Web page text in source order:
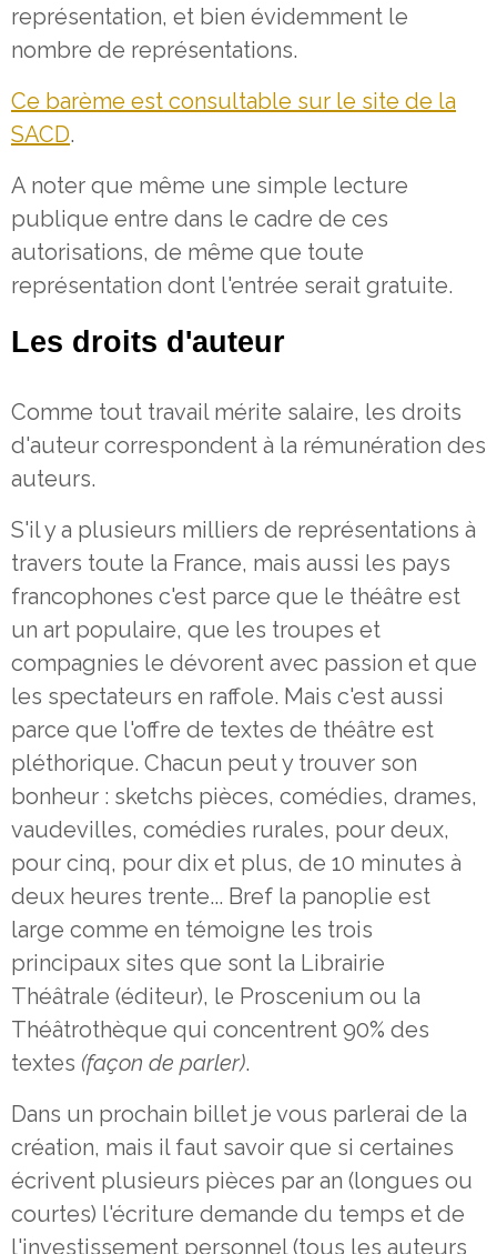
représentation, et bien évidemment le
nombre de représentations.
Ce barème est consultable sur le site de la
SACD.
A noter que même une simple lecture
publique entre dans le cadre de ces
autorisations, de même que toute
représentation dont l'entrée serait gratuite.
Les droits d'auteur
Comme tout travail mérite salaire, les droits
d'auteur correspondent à la rémunération des
auteurs.
S'il y a plusieurs milliers de représentations à
travers toute la France, mais aussi les pays
francophones c'est parce que le théâtre est
un art populaire, que les troupes et
compagnies le dévorent avec passion et que
les spectateurs en raffole. Mais c'est aussi
parce que l'offre de textes de théâtre est
pléthorique. Chacun peut y trouver son
bonheur : sketchs pièces, comédies, drames,
vaudevilles, comédies rurales, pour deux,
pour cinq, pour dix et plus, de 10 minutes à
deux heures trente... Bref la panoplie est
large comme en témoigne les trois
principaux sites que sont la Librairie
Théâtrale (éditeur), le Proscenium ou la
Théâtrothèque qui concentrent 90% des
textes (façon de parler).
Dans un prochain billet je vous parlerai de la
création, mais il faut savoir que si certaines
écrivent plusieurs pièces par an (longues ou
courtes) l'écriture demande du temps et de
l'investissement personnel (tous les auteurs